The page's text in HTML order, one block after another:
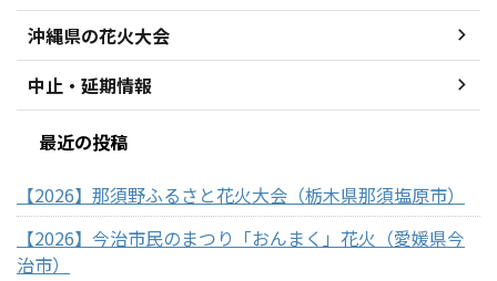
沖縄県の花火大会
中止・延期情報
最近の投稿
【2026】那須野ふるさと花火大会（栃木県那須塩原市）
【2026】今治市民のまつり「おんまく」花火（愛媛県今
治市）